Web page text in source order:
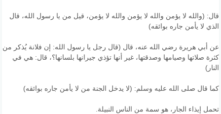
قال: (والله لا يؤمن والله لا يؤمن والله لا يؤمن، قيل من يا رسول الله، قال
الذي لا يأمن جاره بوائقه)
عن أبي هريرة رضي الله عنه، قال (قال رجل يا رسول الله: إن فلانة يُذكر من
كثرة صلاتها وصيامها وصدقتها، غير أنها تؤذي جيرانها بلسانها؟، قال: هي في
النار)
كما قال صلى الله عليه وسلم: (لا يدخل الجنة من لا يأمن جاره بوائقه)
تحمل إيذاء الجار، هو سمة من الناس النبيلة.